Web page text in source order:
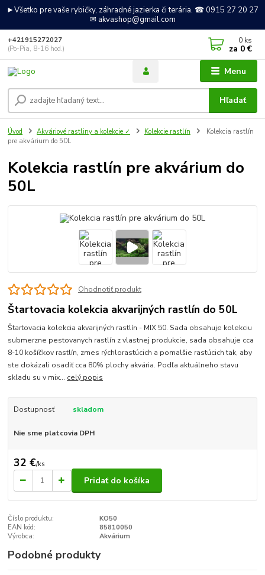
►Všetko pre vaše rybičky, záhradné jazierka či terária. ☎ 0915 27 20 27
✉ akvashop@gmail.com
Menu
Hľadať
+421915272027
(Po-Pia, 8-16 hod.)
0 ks
za 0 €
Úvod Akváriové rastliny a kolekcie ✓ Kolekcie rastlín
Kolekcia rastlín
pre akvárium do 50L
Kolekcia rastlín pre akvárium do
50L
Ohodnotiť produkt
Štartovacia kolekcia akvarijných rastlín do 50L
Štartovacia kolekcia akvarijných rastlín - MIX 50. Sada obsahuje kolekciu
submerzne pestovanych rastlín z vlastnej produkcie, sada obsahuje cca
8-10 košíčkov rastlín, zmes rýchlorastúcich a pomalšie rastúcich tak, aby
ste dokázali osadiť cca 80% plochy akvária. Podľa aktuálneho stavu
skladu su v mix... celý popis
Dostupnosť skladom
Nie sme platcovia DPH
32 €/ks
Pridať do košíka
Číslo produktu:
KO50
EAN kód:
85810050
Výrobca:
Akvárium
Podobné produkty